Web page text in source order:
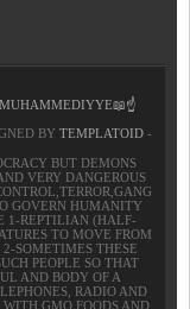
BY TEMPLATOID-
BUT DEMONS
VERY DANGEROUS
GOVERN HUMANITY
1-REPTILIAN (HALF-
TO MOVE FROM
SOMETIMES THESE
PEOPLE SO THAT
AND BODY OF A
RADIO AND
GMO FOODS AND